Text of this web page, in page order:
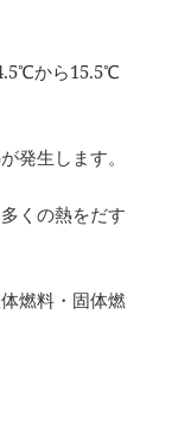
から15.5℃
発生します。
くの熱をだす
燃料・固体燃